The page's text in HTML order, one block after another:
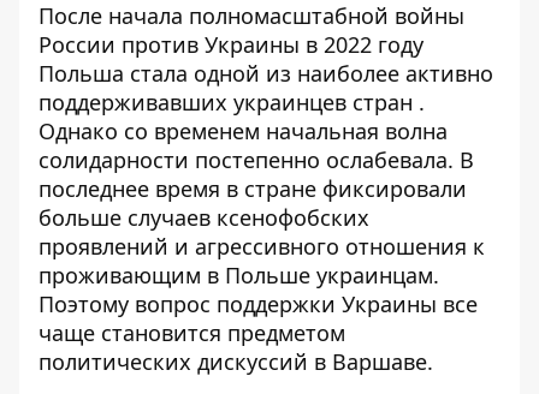
После начала полномасштабной войны
России против Украины в 2022 году
Польша стала одной из наиболее активно
поддерживавших украинцев стран .
Однако со временем начальная волна
солидарности постепенно ослабевала. В
последнее время в стране фиксировали
больше случаев ксенофобских
проявлений и агрессивного отношения к
проживающим в Польше украинцам.
Поэтому вопрос поддержки Украины все
чаще становится предметом
политических дискуссий в Варшаве.